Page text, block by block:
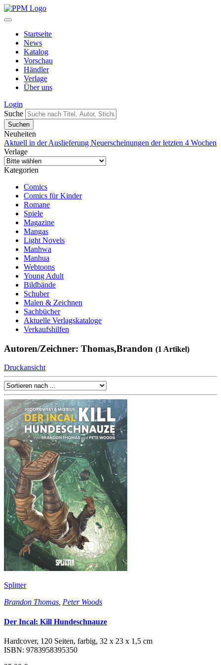
Startseite
News
Katalog
Vorschau
Händler
Verlage
Über uns
Login
Suche
Neuheiten
Aktuell in der Auslieferung Neuerscheinungen der letzten 4 Wochen
Verlage
Kategorien
Comics
Comics für Kinder
Romane
Spiele
Magazine
Mangas
Light Novels
Manhwa
Manhua
Webtoons
Young Adult
Bildbände
Schuber
Malen & Zeichnen
Sachbücher
Aktuelle Verlagskataloge
Verkaufshilfen
Autoren/Zeichner: Thomas,Brandon (1 Artikel)
Druckansicht
Splitter
Brandon Thomas, Peter Woods
Der Incal: Kill Hundeschnauze
Hardcover, 120 Seiten, farbig, 32 x 23 x 1,5 cm
ISBN: 9783958395350